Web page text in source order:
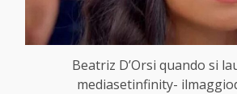
Beatriz D’Orsi quando si
mediasetinfinity-